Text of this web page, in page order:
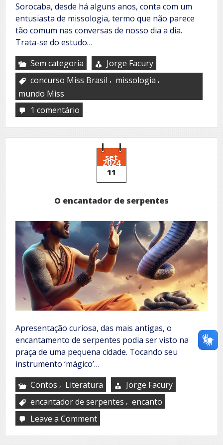
Sorocaba, desde há alguns anos, conta com um
entusiasta de missologia, termo que não parece
tão comum nas conversas de nosso dia a dia.
Trata-se do estudo…
Sem categoria
Jorge Facury
concurso Miss Brasil , missologia ,
mundo Miss
1 comentário
ao
concurso
set
2024
11
O encantador de serpentes
Apresentação curiosa, das mais antigas, o
encantamento de serpentes podia ser visto na
praça de uma pequena cidade. Tocando seu
instrumento ‘mágico’…
Contos , Literatura
Jorge Facury
encantador de serpentes , encanto
Leave a Commenton
encantador